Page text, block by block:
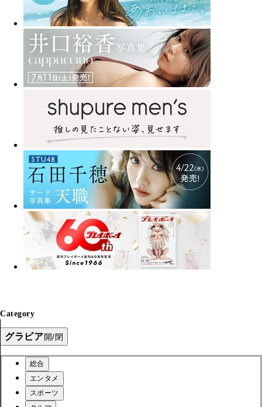
Category
グラビア開/閉
総合
エンタメ
スポーツ